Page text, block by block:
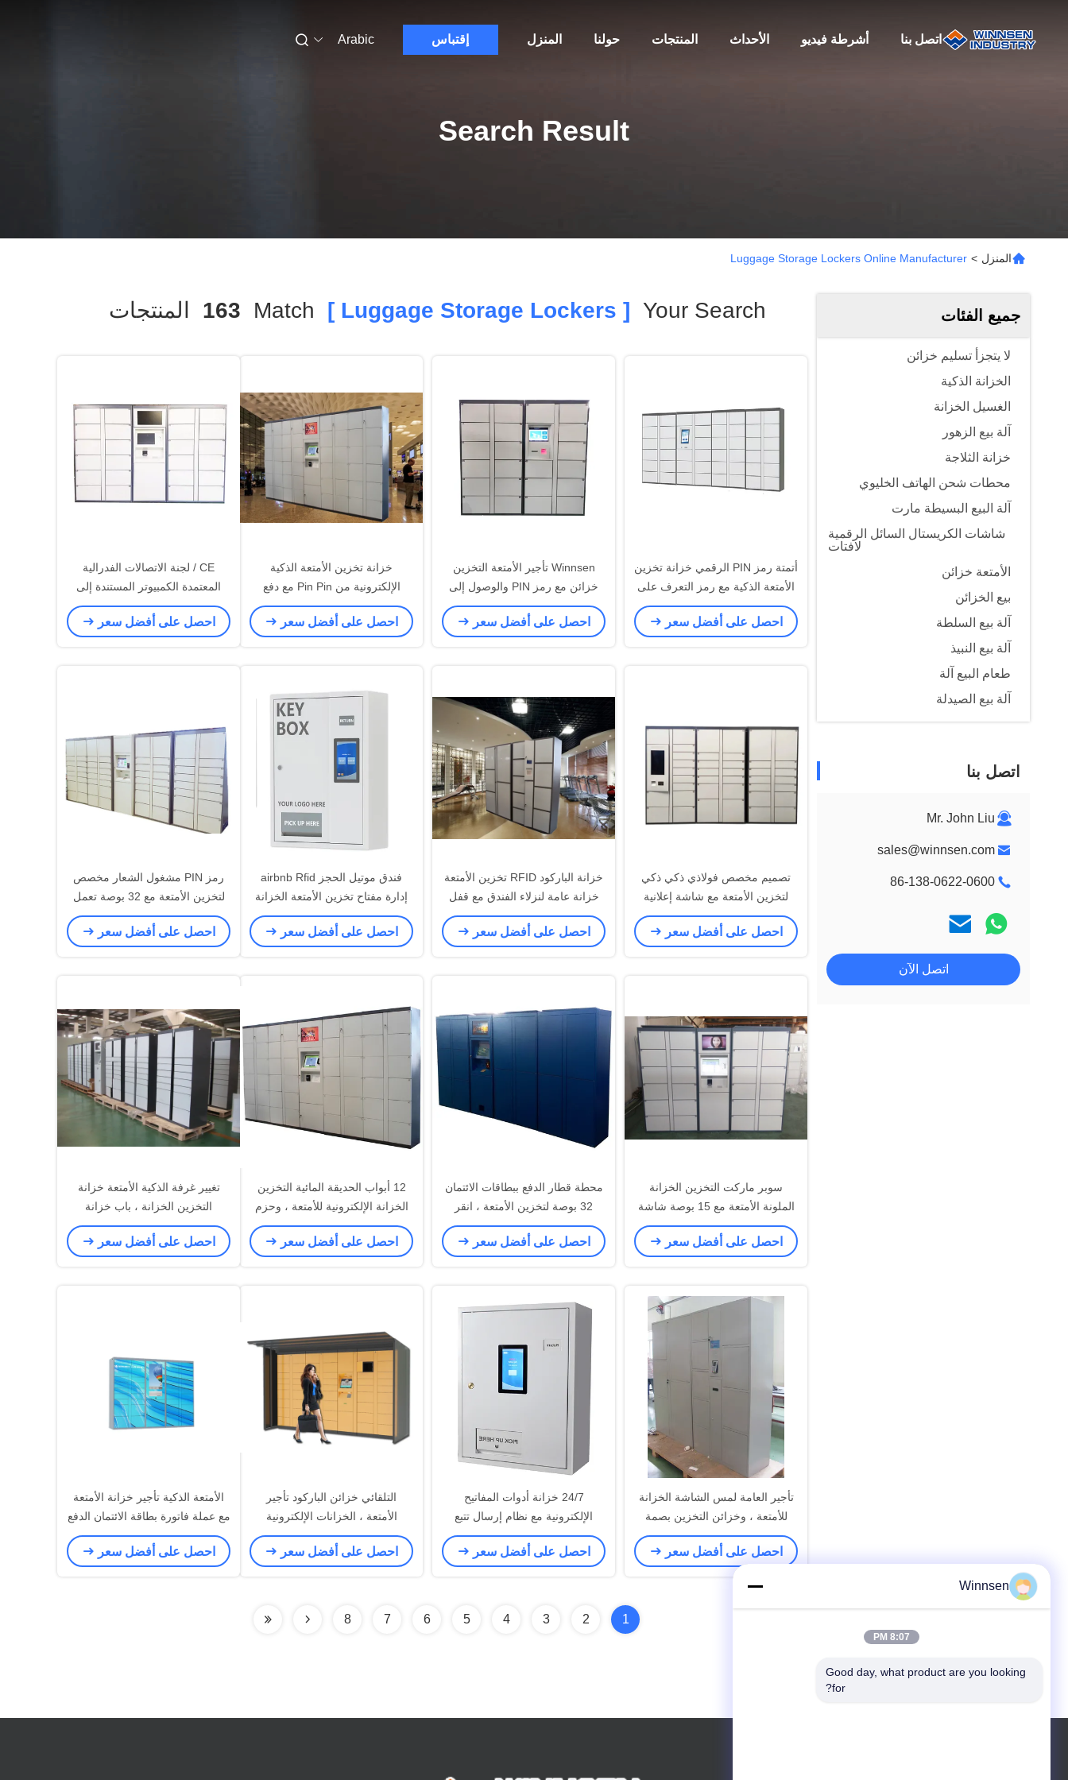
المنزل حولنا المنتجات الأحداث أشرطة فيديو اتصل بنا إقتباس Arabic
Search Result
المنزل >
Luggage Storage Lockers Online Manufacturer
جميع الفئات
لا يتجزأ تسليم خزائن
الخزانة الذكية
الغسيل الخزانة
آلة بيع الزهور
خزانة الثلاجة
محطات شحن الهاتف الخليوي
آلة البيع البسيطة مارت
شاشات الكريستال السائل الرقمية
لافتات
الأمتعة خزائن
بيع الخزائن
آلة بيع السلطة
آلة بيع النبيذ
طعام البيع آلة
آلة بيع الصيدلة
اتصل بنا
Mr. John Liu
sales@winnsen.com
86-138-0622-0600
اتصل الآن
Your Search
[ Luggage Storage Lockers ]
163 المنتجات
أتمتة رمز PIN الرقمي خزانة تخزين
الأمتعة الذكية مع رمز التعرف على
الوجه
احصل على أفضل سعر
Winnsen تأجير الأمتعة التخزين
خزائن مع رمز PIN والوصول إلى
بطاقة RFID
احصل على أفضل سعر
خزانة تخزين الأمتعة الذكية
الإلكترونية من Pin Pin مع دفع
البطاقة ومنصة الإدارة عن بعد
احصل على أفضل سعر
CE / لجنة الاتصالات الفدرالية
المعتمدة الكمبيوتر المستندة إلى
مفتاح اليسار خزائن تخزين الأمتعة
للجمهور
احصل على أفضل سعر
تصميم مخصص فولاذي ذكي ذكي
لتخزين الأمتعة مع شاشة إعلانية
للدفع ببطاقة الائتمان
احصل على أفضل سعر
خزانة الباركود RFID تخزين الأمتعة
خزانة عامة لنزلاء الفندق مع قفل
إلكتروني
احصل على أفضل سعر
فندق موتيل الحجز airbnb Rfid
إدارة مفتاح تخزين الأمتعة الخزانة
الخزانة
احصل على أفضل سعر
رمز PIN مشغول الشعار مخصص
لتخزين الأمتعة مع 32 بوصة تعمل
باللمس
احصل على أفضل سعر
سوبر ماركت التخزين الخزانة
الملونة الأمتعة مع 15 بوصة شاشة
تعمل باللمس Adertising
احصل على أفضل سعر
محطة قطار الدفع ببطاقات الائتمان
32 بوصة لتخزين الأمتعة ، انقر
واجمع ودائع ريناتل الخزائن
احصل على أفضل سعر
12 أبواب الحديقة المائية التخزين
الخزانة الإلكترونية للأمتعة ، وحزم
التخزين التخزين
احصل على أفضل سعر
تغيير غرفة الذكية الأمتعة خزانة
التخزين الخزانة ، باب خزانة
الالكترونية
احصل على أفضل سعر
تأجير العامة لمس الشاشة الخزانة
للأمتعة ، وخزائن التخزين بصمة
للاستراحة
احصل على أفضل سعر
24/7 خزانة أدوات المفاتيح
الإلكترونية مع نظام إرسال تتبع
المفاتيح
احصل على أفضل سعر
التلقائي خزائن الباركود تأجير
الأمتعة ، الخزانات الإلكترونية
الداخلية لمنتزه سوبر ماركت
احصل على أفضل سعر
الأمتعة الذكية تأجير خزانة الأمتعة
مع عملة فاتورة بطاقة الائتمان الدفع
لسوبر ماركت
احصل على أفضل سعر
1
2
3
4
5
6
7
8
Winnsen
8:07 PM
Good day, what product are you looking
for?